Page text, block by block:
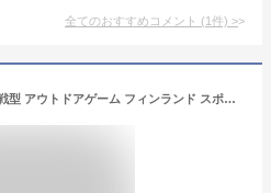
全てのおすすめコメント (1件) >
Montagna ウッドトイ 対戦型 アウトドアゲーム フィンランド スポーツ モルック おもちゃ 遊具 HAC3208[送料無料(一部地域を除く)]